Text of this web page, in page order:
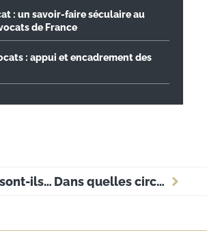
: un savoir-faire séculaire au
de France
: appui et encadrement des
Les CC&R sont-ils juridiquement contraignants ? Dans quelles circonstances contacter la médecine du travail ?